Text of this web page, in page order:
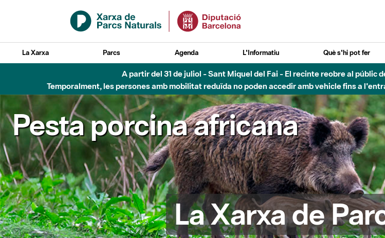
Salta al contingut principal
La Xarxa Parcs Agenda L'Informatiu Què s'hi pot fer
A partir del 31 de juliol - Sant Miquel del Fai - El recinte reobre al
Temporalment, les persones amb mobilitat reduïda no poden accedir amb vehicle fins a
Pesta porcina africana
La Xarxa de